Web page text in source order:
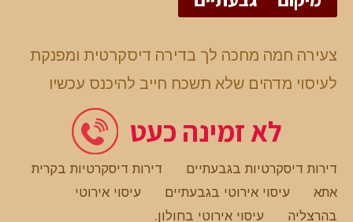
צעירה חמה מחכה לך בדירה דיסקרטית ומפנקת
לעיסוי מדהים שלא תשכח חייב להיכנס עכשיו
לא זמינה כעט
דירות דיסקרטיות בגבעתיים
דירות דיסקרטיות בקרית
אתא
עיסוי אירוטי בגבעתיים
עיסוי אירוטי
בהרצליה
עיסוי אירוטי בחולון.